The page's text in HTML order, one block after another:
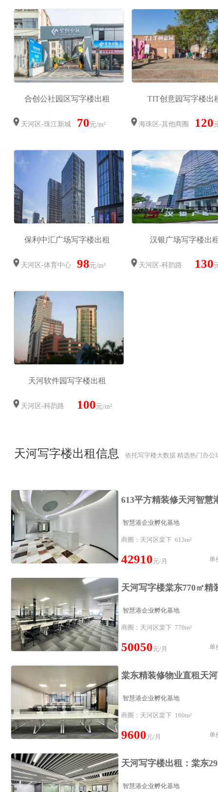
合创公社园区写字楼出租
天河区-珠江新城 70元/m²
TIT创意园写字楼出
海珠区-其他商圈 120
保利中汇广场写字楼出租
天河区-体育中心 98元/m²
汉银广场写字楼出
天河区-科韵路 130
天河软件园写字楼出租
天河区-科韵路 100元/m²
天河写字楼出租信息 依托写字楼大数据 精选热门办公
智慧港企业孵化基地
商圈：天河区棠下 613m²
42910元/月 单
智慧港企业孵化基地
商圈：天河区棠下 770m²
50050元/月 单
智慧港企业孵化基地
商圈：天河区棠下 160m²
9600元/月 单
智慧港企业孵化基地